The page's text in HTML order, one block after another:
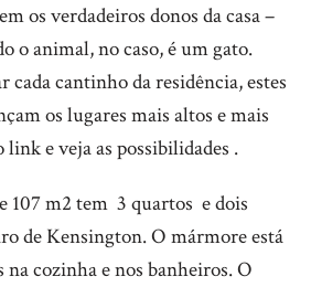
os verdadeiros donos da casa –
o animal, no caso, é um gato.
cada cantinho da residência, estes
os lugares mais altos e mais
e veja as possibilidades .
107 m2 tem 3 quartos e dois
de Kensington. O mármore está
na cozinha e nos banheiros. O